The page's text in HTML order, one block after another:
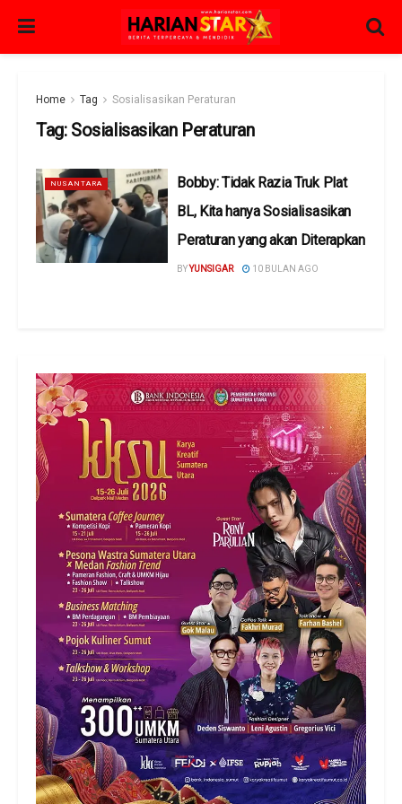
Home Tag Sosialisasikan Peraturan
Tag: Sosialisasikan Peraturan
NUSANTARA
Bobby: Tidak Razia Truk Plat
BL, Kita hanya Sosialisasikan
Peraturan yang akan Diterapkan
BYYUNSIGAR 10 BULAN AGO